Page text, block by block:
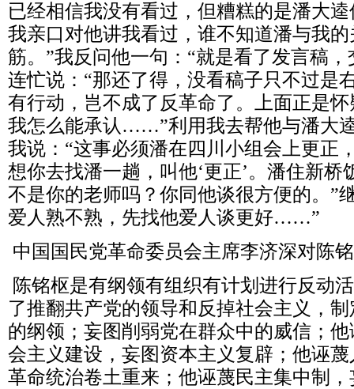
已经相信我没有看过，但糟糕的是潘大
我亲口对他讲我看过，谁不知道潘与我
筋。”我反问他一句：“就是看了发言稿
连忙说：“那还了得，没看稿子只不过是
有行动，岂不成了反革命了。上面正是
我怎么能承认……”利用我去帮他与潘大
我说：“这事必须潘在四川小组会上更正
想你去找潘一趟，叫他‘更正’。潘住新桥
不是你的老师吗？你同他谈很方便的。”
爱人熟不熟，先找他爱人谈更好……”
中国国民党革命委员会主席李济深对
陈铭枢是有纲领有组织有计划进行反动
了推翻共产党的领导和反掉社会主义，
的纲领；妄图削弱党在群众中的威信；
会主义建设，妄图资本主义复辟；他诬
革命统治卷土重来；他诬蔑民主集中制